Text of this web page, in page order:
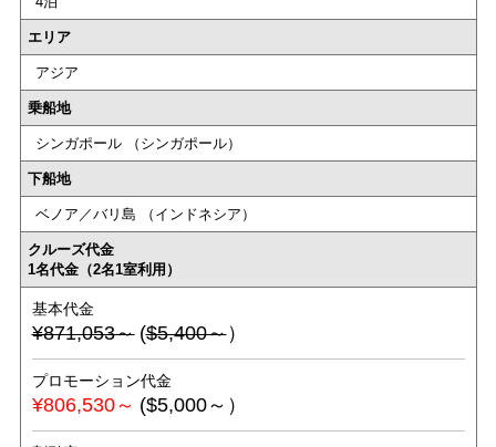
エリア
アジア
乗船地
シンガポール （シンガポール）
下船地
ベノア／バリ島 （インドネシア）
クルーズ代金
1名代金（2名1室利用）
基本代金
¥871,053～ ($5,400～）
プロモーション代金
¥806,530～ ($5,000～）